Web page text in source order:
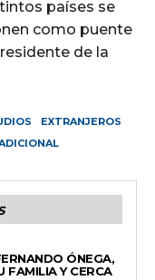
países se
como puente
de la
EXTRANJEROS
ÓNEGA,
FAMILIA Y CERCA